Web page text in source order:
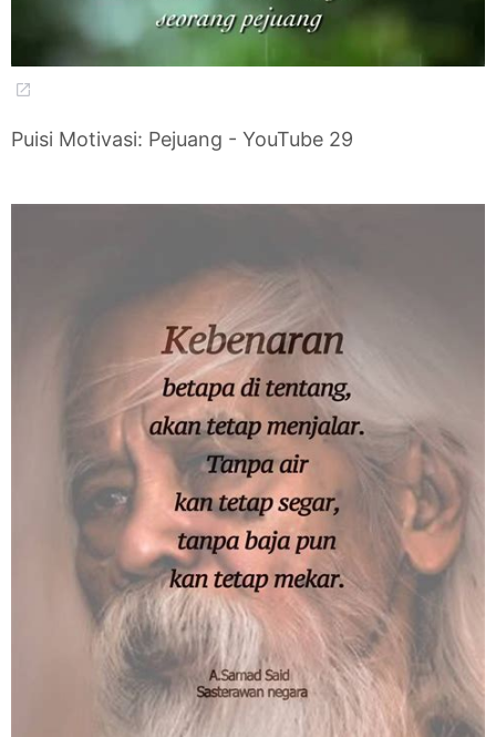
Puisi Motivasi: Pejuang - YouTube 29